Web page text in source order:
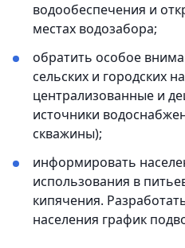
водообеспечения и
местах водозабора;
обратить особое
сельских и городских
централизованные и
источники
скважины);
информировать
использования в
кипячения.
населения график